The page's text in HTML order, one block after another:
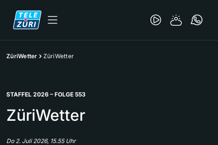
ZüriWetter ZüriWetter
STAFFEL 2026 – FOLGE 553
ZüriWetter
Do 2. Juli 2026, 15.55 Uhr